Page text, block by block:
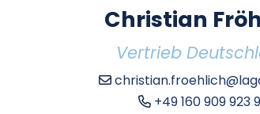
Christian
Vertrieb
+49 160 909 923